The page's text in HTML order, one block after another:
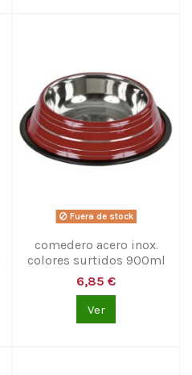
Fuera de stock
comedero acero inox.
colores surtidos 900ml
6,85 €
Ver